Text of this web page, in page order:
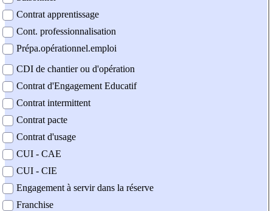
Contrat apprentissage
Cont. professionnalisation
Prépa.opérationnel.emploi
CDI de chantier ou d'opération
Contrat d'Engagement Educatif
Contrat intermittent
Contrat pacte
Contrat d'usage
CUI - CAE
CUI - CIE
Engagement à servir dans la réserve
Franchise